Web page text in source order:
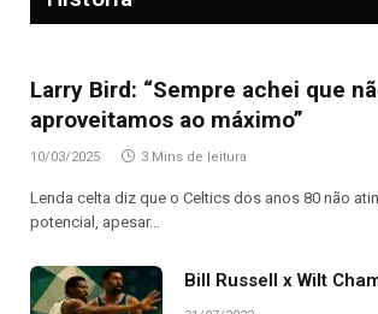
Larry Bird: “Sempre achei que
aproveitamos ao máximo”
10/03/2025 3 Mins de leitura
Lenda celta diz que o Celtics dos anos 80 não
potencial, apesar…
Bill Russell x Wilt